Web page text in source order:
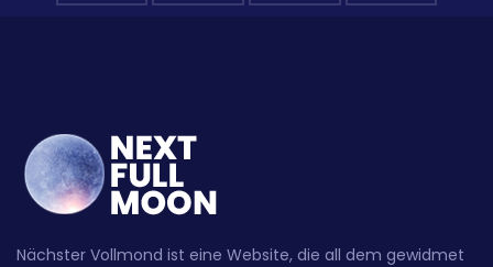
Nächster Vollmond ist eine Website, die all dem gewidmet